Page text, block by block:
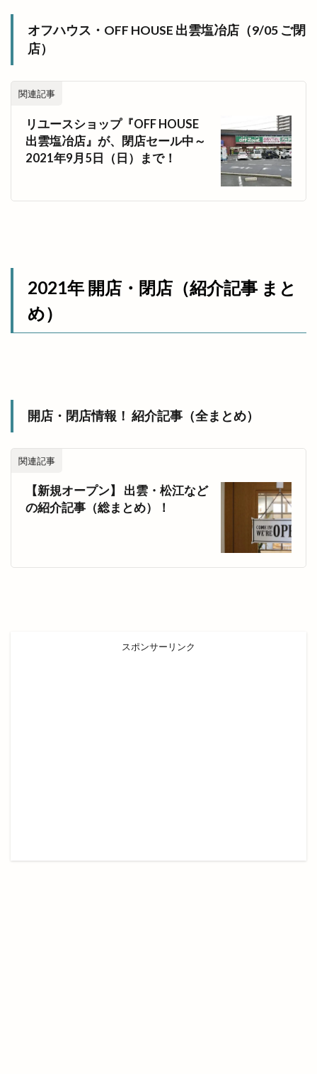
オフハウス・OFF HOUSE 出雲塩冶店（9/05 ご閉
店）
関連記事
リユースショップ『OFF HOUSE
出雲塩冶店』が、閉店セール中～
2021年9月5日（日）まで！
2021年 開店・閉店（紹介記事 まと
め）
開店・閉店情報！ 紹介記事（全まとめ）
関連記事
【新規オープン】 出雲・松江など
の紹介記事（総まとめ）！
スポンサーリンク